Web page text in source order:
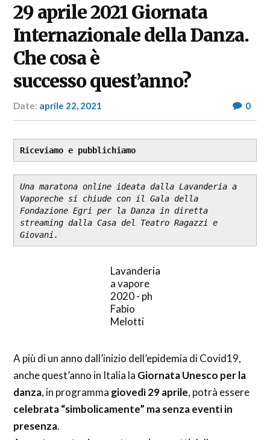
29 aprile 2021 Giornata
Internazionale della Danza.
Che cosa è
successo quest’anno?
Date: aprile 22, 2021
&
Glamour
News
0
Riceviamo e pubblichiamo
Una maratona online ideata dalla Lavanderia a
Vaporeche si chiude con il Gala della
Fondazione Egri per la Danza in diretta
streaming dalla Casa del Teatro Ragazzi e
Giovani.
Lavanderia
a vapore
2020 - ph
Fabio
Melotti
A più di un anno dall’inizio dell’epidemia di Covid19,
anche quest’anno in Italia la Giornata Unesco per la
danza, in programma giovedì 29 aprile, potrà essere
celebrata “simbolicamente” ma senza eventi in
presenza.